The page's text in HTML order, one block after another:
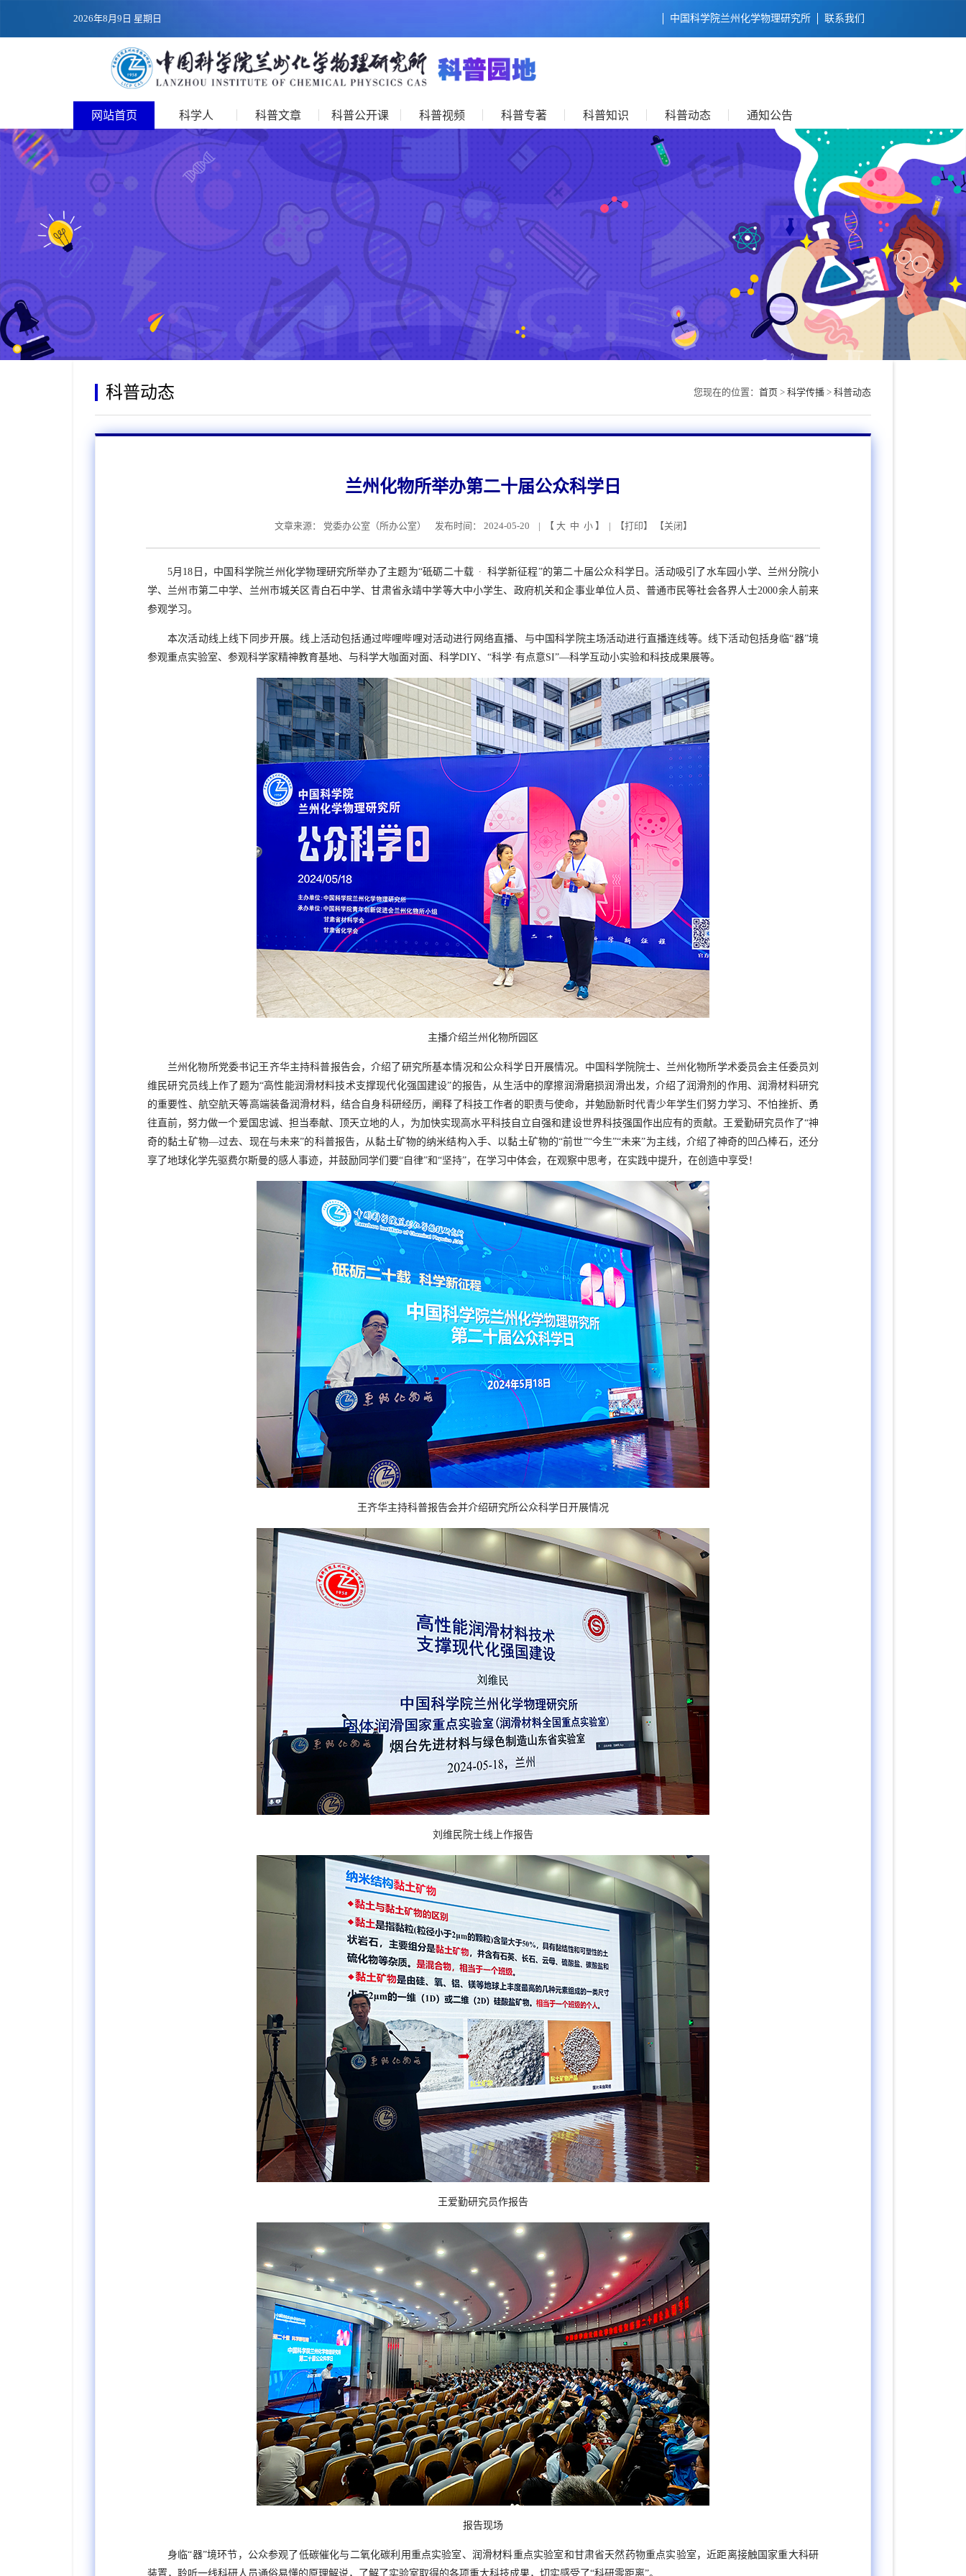
2026年8月9日 星期日 中国科学院兰州化学物理研究所 联系我们
网站首页 科学人 科普文章 科普公开课 科普视频 科普专著 科普知识 科普动态 通知公告
科普动态 您现在的位置： 首页 > 科学传播 > 科普动态
兰州化物所举办第二十届公众科学日
文章来源： 党委办公室（所办公室） 发布时间： 2024-05-20 | 【 大 中 小】 | 【打印】 【关闭】
5月18日，中国科学院兰州化学物理研究所举办了主题为“砥砺二十载 ∙ 科学新征程”的第二十届公众科学日。活动吸引了水车园小学、兰州分院小
学、兰州市第二中学、兰州市城关区青白石中学、甘肃省永靖中学等大中小学生、政府机关和企事业单位人员、普通市民等社会各界人士2000余人前来
参观学习。
本次活动线上线下同步开展。线上活动包括通过哔哩哔哩对活动进行网络直播、与中国科学院主场活动进行直播连线等。线下活动包括身临“器”境
参观重点实验室、参观科学家精神教育基地、与科学大咖面对面、科学DIY、 “科学·有点意SI”—科学互动小实验和科技成果展等。
主播介绍兰州化物所园区
兰州化物所党委书记王齐华主持科普报告会，介绍了研究所基本情况和公众科学日开展情况。中国科学院院士、兰州化物所学术委员会主任委员刘
维民研究员线上作了题为“高性能润滑材料技术支撑现代化强国建设”的报告，从生活中的摩擦润滑磨损润滑出发，介绍了润滑剂的作用、润滑材料研究
的重要性、航空航天等高端装备润滑材料，结合自身科研经历，阐释了科技工作者的职责与使命，并勉励新时代青少年学生们努力学习、不怕挫折、勇
往直前，努力做一个爱国忠诚、担当奉献、顶天立地的人，为加快实现高水平科技自立自强和建设世界科技强国作出应有的贡献。王爱勤研究员作了“神
奇的黏土矿物—过去、现在与未来”的科普报告，从黏土矿物的纳米结构入手、以黏土矿物的“前世”“今生”“未来”为主线，介绍了神奇的凹凸棒石，还分
享了地球化学先驱费尔斯曼的感人事迹，并鼓励同学们要“自律”和“坚持”，在学习中体会，在观察中思考，在实践中提升，在创造中享受！
王齐华主持科普报告会并介绍研究所公众科学日开展情况
刘维民院士线上作报告
王爱勤研究员作报告
报告现场
身临“器”境环节，公众参观了低碳催化与二氧化碳利用重点实验室、润滑材料重点实验室和甘肃省天然药物重点实验室，近距离接触国家重大科研
装置，聆听一线科研人员通俗易懂的原理解说，了解了实验室取得的各项重大科技成果，切实感受了“科研零距离”。